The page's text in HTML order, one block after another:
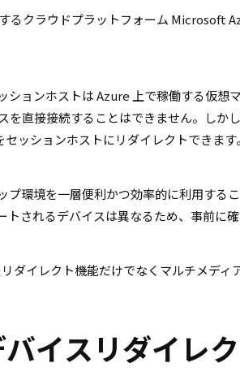
るクラウドプラットフォーム Microsoft
ションホストは Azure 上で稼働する仮想
を直接接続することはできません。しか
ッションホストにリダイレクトできます。
プ環境を一層便利かつ効率的に利用する
トされるデバイスは異なるため、事前に確
ダイレクト機能だけでなくマルチメディ
イスリダイレ